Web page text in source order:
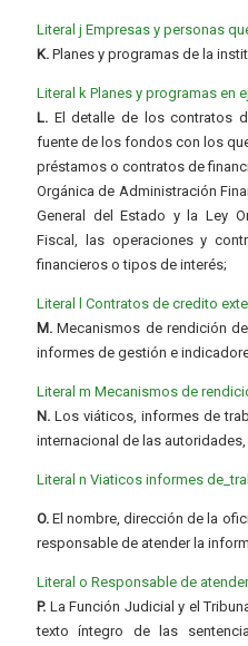
Literal j Empresas y personas
K. Planes y programas de la
Literal k Planes y programas en
L. El detalle de los contratos
fuente de los fondos con los
préstamos o contratos de
Orgánica de Administración
General del Estado y la Ley
Fiscal, las operaciones y
financieros o tipos de interés;
Literal l Contratos de credito
M. Mecanismos de rendición
informes de gestión e
Literal m Mecanismos de
N. Los viáticos, informes de
internacional de las
Literal n Viaticos informes
O. El nombre, dirección de la
responsable de atender la
Literal o Responsable de
P. La Función Judicial y el
texto íntegro de las